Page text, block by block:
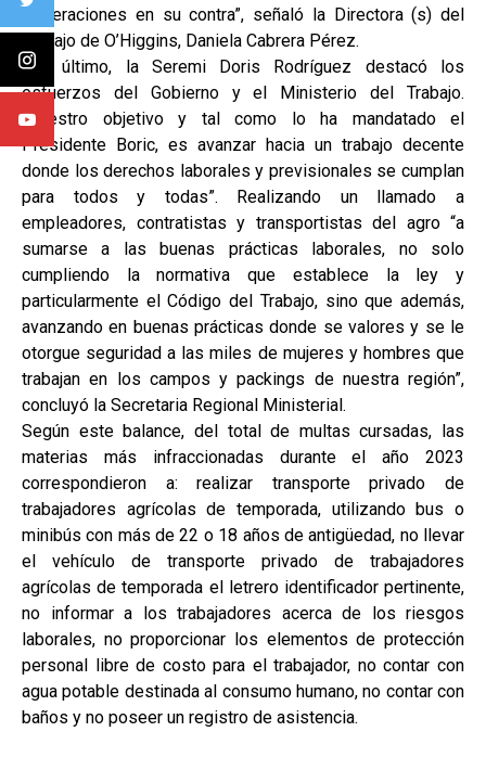
vulneraciones en su contra”, señaló la Directora (s) del
Trabajo de O’Higgins, Daniela Cabrera Pérez.
Por último, la Seremi Doris Rodríguez destacó los
esfuerzos del Gobierno y el Ministerio del Trabajo.
“Nuestro objetivo y tal como lo ha mandatado el
Presidente Boric, es avanzar hacia un trabajo decente
donde los derechos laborales y previsionales se cumplan
para todos y todas”. Realizando un llamado a
empleadores, contratistas y transportistas del agro “a
sumarse a las buenas prácticas laborales, no solo
cumpliendo la normativa que establece la ley y
particularmente el Código del Trabajo, sino que además,
avanzando en buenas prácticas donde se valores y se le
otorgue seguridad a las miles de mujeres y hombres que
trabajan en los campos y packings de nuestra región”,
concluyó la Secretaria Regional Ministerial.
Según este balance, del total de multas cursadas, las
materias más infraccionadas durante el año 2023
correspondieron a: realizar transporte privado de
trabajadores agrícolas de temporada, utilizando bus o
minibús con más de 22 o 18 años de antigüedad, no llevar
el vehículo de transporte privado de trabajadores
agrícolas de temporada el letrero identificador pertinente,
no informar a los trabajadores acerca de los riesgos
laborales, no proporcionar los elementos de protección
personal libre de costo para el trabajador, no contar con
agua potable destinada al consumo humano, no contar con
baños y no poseer un registro de asistencia.